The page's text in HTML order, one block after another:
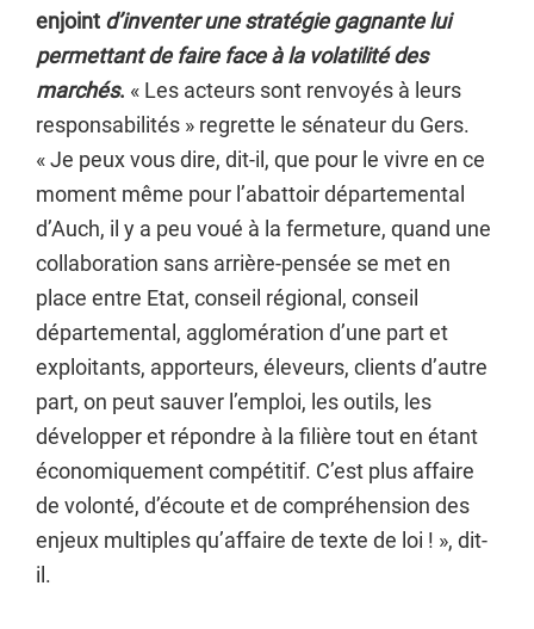
enjoint d’inventer une stratégie gagnante lui
permettant de faire face à la volatilité des
marchés. « Les acteurs sont renvoyés à leurs
responsabilités » regrette le sénateur du Gers.
« Je peux vous dire, dit-il, que pour le vivre en ce
moment même pour l’abattoir départemental
d’Auch, il y a peu voué à la fermeture, quand une
collaboration sans arrière-pensée se met en
place entre Etat, conseil régional, conseil
départemental, agglomération d’une part et
exploitants, apporteurs, éleveurs, clients d’autre
part, on peut sauver l’emploi, les outils, les
développer et répondre à la filière tout en étant
économiquement compétitif. C’est plus affaire
de volonté, d’écoute et de compréhension des
enjeux multiples qu’affaire de texte de loi ! », dit-
il.